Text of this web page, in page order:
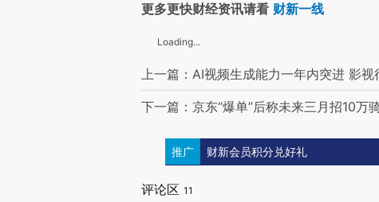
更多更快财经资讯请看 财新一线
Loading...
上一篇：AI视频生成能力一年内突进 影视
下一篇：京东“爆单”后称未来三月招10万
推广 财新会员积分兑好礼
评论区 11